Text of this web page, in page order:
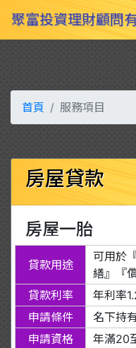
聚富投資理財顧問
首頁 服務項目
房屋貸款
房屋一胎
貸款用途
可用於
繕』『
貸款利率
年利率
申請條件
名下持
申請資格
年滿20